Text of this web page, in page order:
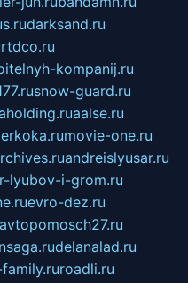
darksand.ru
rtdco.ru
kompanij.ru
snow-guard.ru
aalse.ru
movie-one.ru
andreislyusar.ru
lyubov-i-grom.ru
evro-dez.ru
avtopomosch27.ru
delanalad.ru
roadli.ru